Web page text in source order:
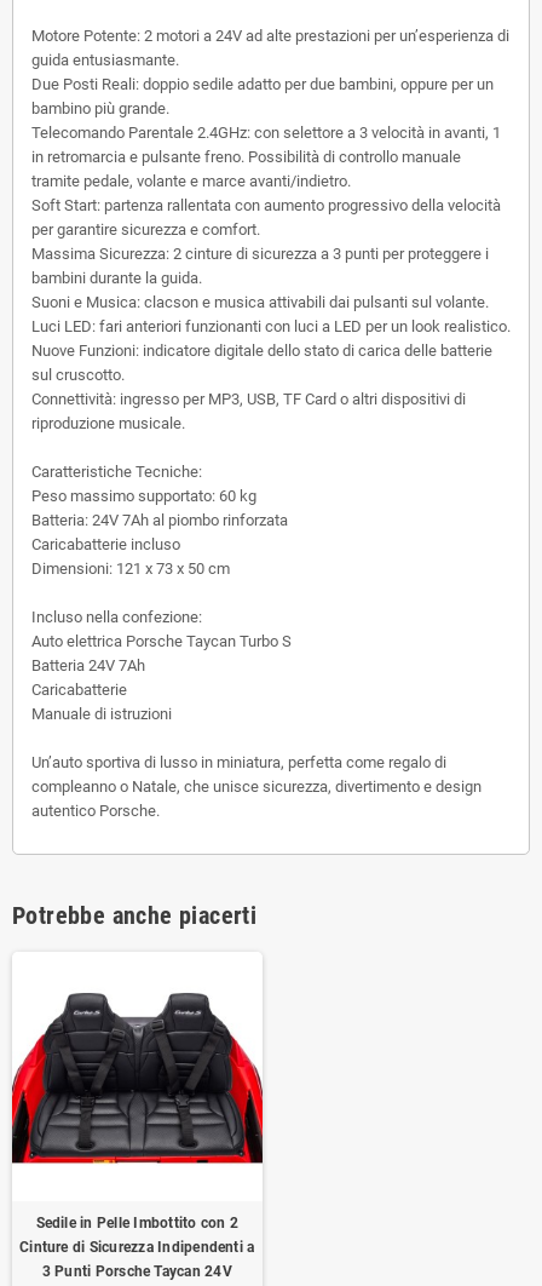
Motore Potente: 2 motori a 24V ad alte prestazioni per un’esperienza di
guida entusiasmante.
Due Posti Reali: doppio sedile adatto per due bambini, oppure per un
bambino più grande.
Telecomando Parentale 2.4GHz: con selettore a 3 velocità in avanti, 1
in retromarcia e pulsante freno. Possibilità di controllo manuale
tramite pedale, volante e marce avanti/indietro.
Soft Start: partenza rallentata con aumento progressivo della velocità
per garantire sicurezza e comfort.
Massima Sicurezza: 2 cinture di sicurezza a 3 punti per proteggere i
bambini durante la guida.
Suoni e Musica: clacson e musica attivabili dai pulsanti sul volante.
Luci LED: fari anteriori funzionanti con luci a LED per un look realistico.
Nuove Funzioni: indicatore digitale dello stato di carica delle batterie
sul cruscotto.
Connettività: ingresso per MP3, USB, TF Card o altri dispositivi di
riproduzione musicale.
Caratteristiche Tecniche:
Peso massimo supportato: 60 kg
Batteria: 24V 7Ah al piombo rinforzata
Caricabatterie incluso
Dimensioni: 121 x 73 x 50 cm
Incluso nella confezione:
Auto elettrica Porsche Taycan Turbo S
Batteria 24V 7Ah
Caricabatterie
Manuale di istruzioni
Un’auto sportiva di lusso in miniatura, perfetta come regalo di
compleanno o Natale, che unisce sicurezza, divertimento e design
autentico Porsche.
Potrebbe anche piacerti
Sedile in Pelle Imbottito con 2
Cinture di Sicurezza Indipendenti a
3 Punti Porsche Taycan 24V